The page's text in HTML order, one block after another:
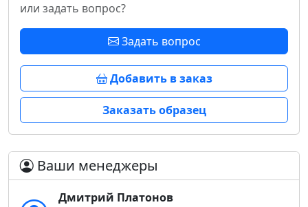
или задать вопрос?
Задать вопрос
Добавить в заказ
Заказать образец
Ваши менеджеры
Дмитрий Платонов